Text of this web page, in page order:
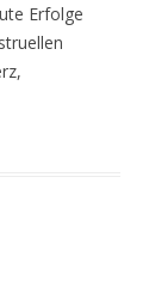
Erfolge